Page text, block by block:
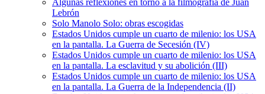
Algunas reflexiones en torno a la filmografía de Juan
Lebrón
Solo Manolo Solo: obras escogidas
Estados Unidos cumple un cuarto de milenio: los USA
en la pantalla. La Guerra de Secesión (IV)
Estados Unidos cumple un cuarto de milenio: los USA
en la pantalla. La esclavitud y su abolición (III)
Estados Unidos cumple un cuarto de milenio: los USA
en la pantalla. La Guerra de la Independencia (II)